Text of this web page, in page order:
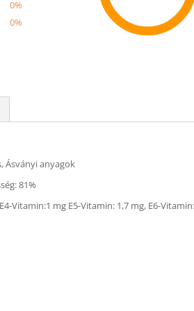
0%
0%
Ásványi anyagok
81%
Vitamin:1 mg E5-Vitamin: 1,7 mg, E6-